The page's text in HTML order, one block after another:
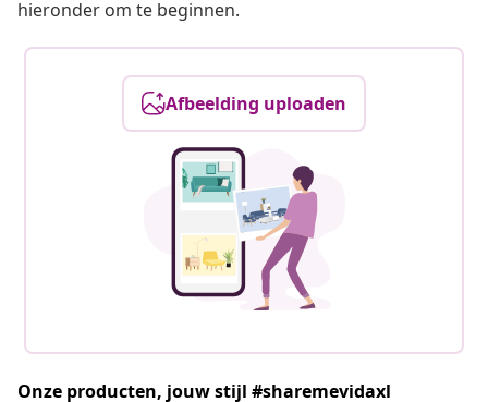
hieronder om te beginnen.
Afbeelding uploaden
Onze producten, jouw stijl #sharemevidaxl